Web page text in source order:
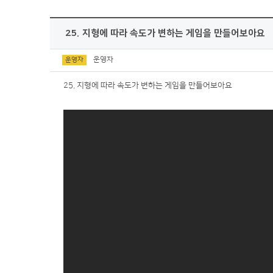
25. 지형에 따라 속도가 변하는 게임을 만들어보아요
운영자 운영자
25. 지형에 따라 속도가 변하는 게임을 만들어보아요